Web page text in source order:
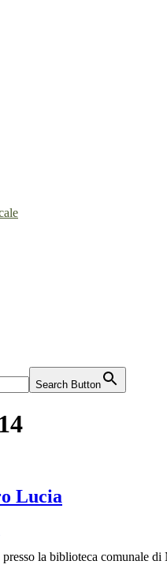
Search Button
Lucia
la biblioteca comunale